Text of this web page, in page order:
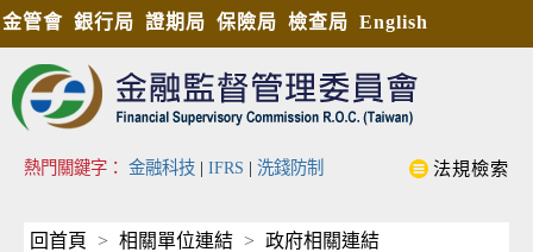
金管會 銀行局 證期局 保險局 檢查局 English
熱門關鍵字： 金融科技 | IFRS | 洗錢防制 法規檢索
回首頁 相關單位連結 政府相關連結